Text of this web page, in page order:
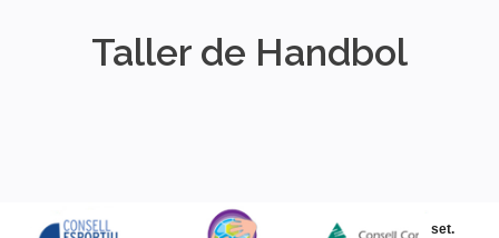
Taller de Handbol
set.